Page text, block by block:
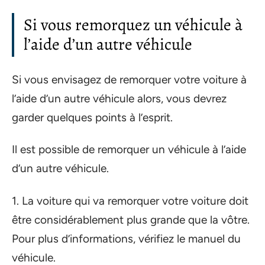
Si vous remorquez un véhicule à
l’aide d’un autre véhicule
Si vous envisagez de remorquer votre voiture à
l’aide d’un autre véhicule alors, vous devrez
garder quelques points à l’esprit.
Il est possible de remorquer un véhicule à l’aide
d’un autre véhicule.
1. La voiture qui va remorquer votre voiture doit
être considérablement plus grande que la vôtre.
Pour plus d’informations, vérifiez le manuel du
véhicule.